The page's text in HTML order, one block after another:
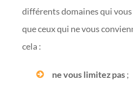
différents domaines qui
que ceux qui ne vous
cela :
ne vous limitez pas;